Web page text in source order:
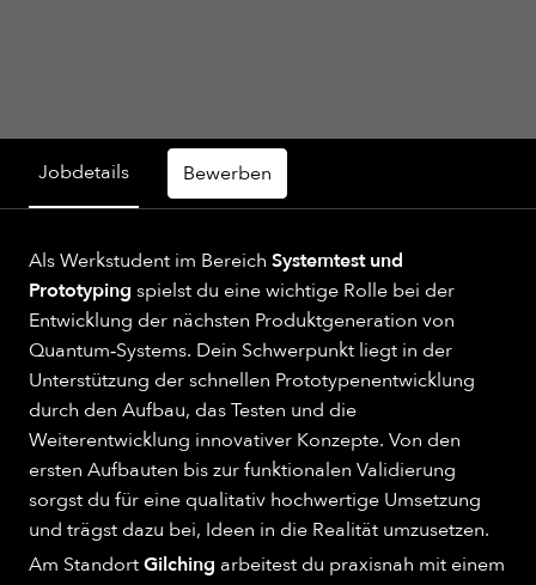
Jobdetails Bewerben
Als Werkstudent im Bereich Systemtest und
Prototyping spielst du eine wichtige Rolle bei der
Entwicklung der nächsten Produktgeneration von
Quantum‑Systems. Dein Schwerpunkt liegt in der
Unterstützung der schnellen Prototypenentwicklung
durch den Aufbau, das Testen und die
Weiterentwicklung innovativer Konzepte. Von den
ersten Aufbauten bis zur funktionalen Validierung
sorgst du für eine qualitativ hochwertige Umsetzung
und trägst dazu bei, Ideen in die Realität umzusetzen.
Am StandortGilching arbeitest du praxisnah mit einem